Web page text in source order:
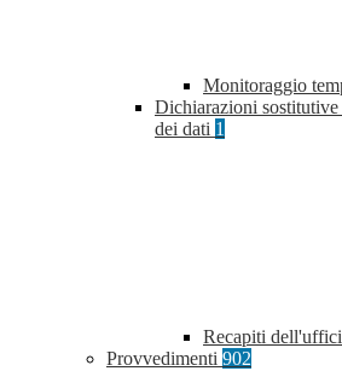
Monitoraggio
Dichiarazioni
dei dati 1
Recapiti
Provvedimenti 902